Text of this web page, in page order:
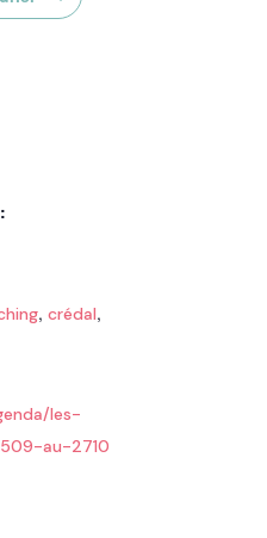
, crédal,
les-
au-2710